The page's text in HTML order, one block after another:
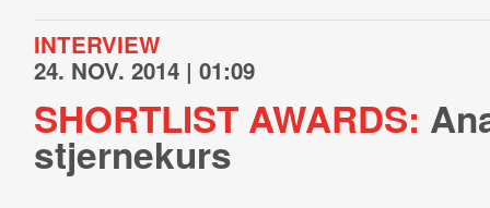
INTERVIEW
24. NOV. 2014 | 01:09
SHORTLIST AWARDS:
stjernekurs